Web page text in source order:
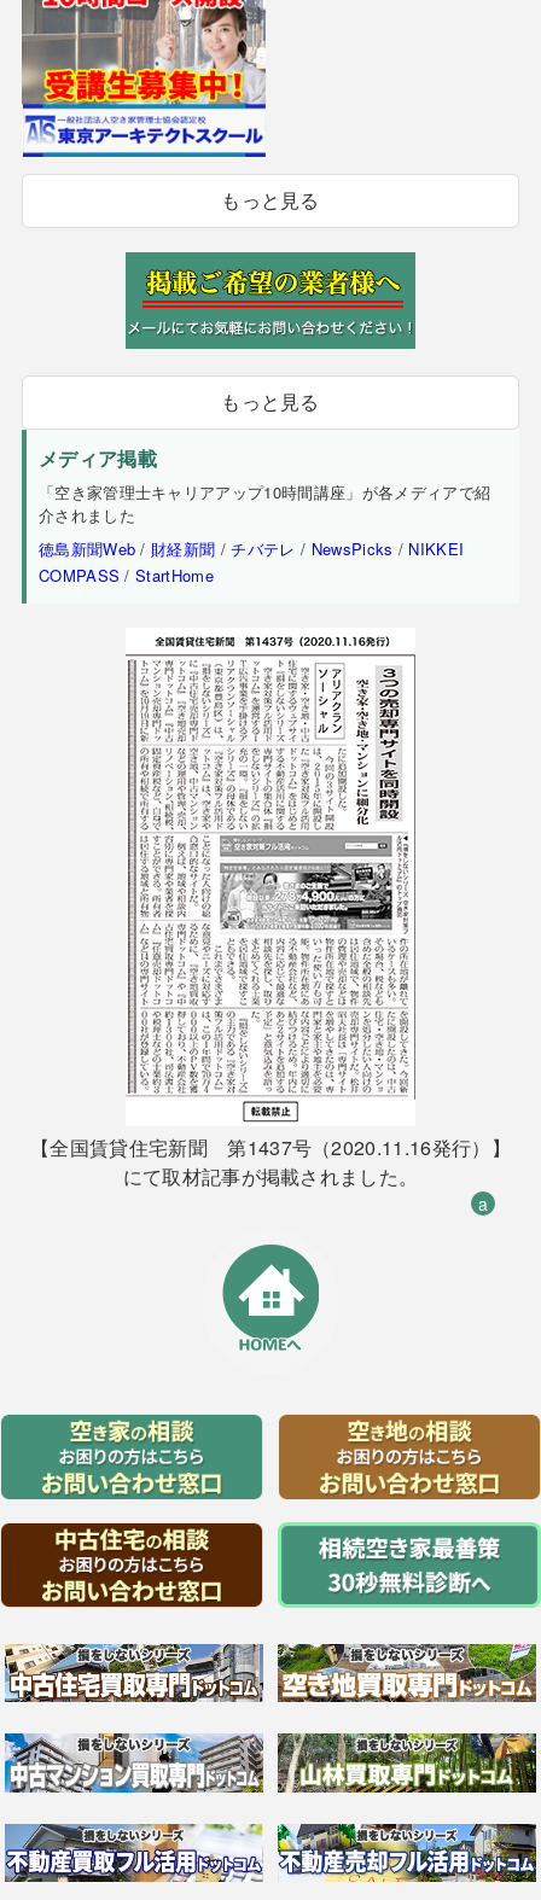
もっと見る
もっと見る
メディア掲載
「空き家管理士キャリアアップ10時間講座」が各メディアで紹
介されました
徳島新聞Web / 財経新聞 /チバテレ / NewsPicks / NIKKEI
COMPASS /StartHome
【全国賃貸住宅新聞 第1437号（2020.11.16発行）】
にて取材記事が掲載されました。
a